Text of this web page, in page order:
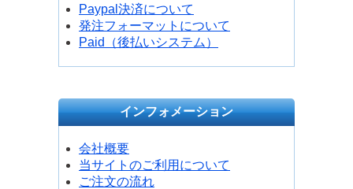
Paypal決済について
発注フォーマットについて
Paid（後払いシステム）
インフォメーション
会社概要
当サイトのご利用について
ご注文の流れ